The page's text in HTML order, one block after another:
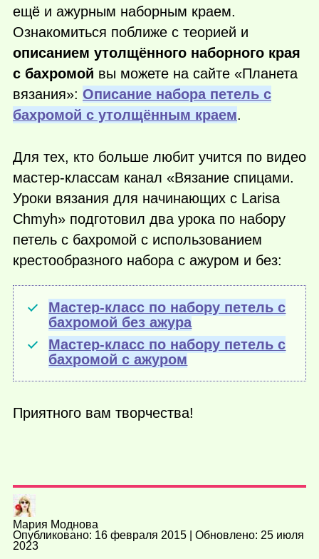
ещё и ажурным наборным краем.
Ознакомиться поближе с теорией и
описанием утолщённого наборного края
с бахромой вы можете на сайте «Планета
вязания»: Описание набора петель с
бахромой с утолщённым краем.
Для тех, кто больше любит учится по видео
мастер-классам канал «Вязание спицами.
Уроки вязания для начинающих с Larisa
Chmyh» подготовил два урока по набору
петель с бахромой с использованием
крестообразного набора с ажуром и без:
Мастер-класс по набору петель с
бахромой без ажура
Мастер-класс по набору петель с
бахромой с ажуром
Приятного вам творчества!
Мария Моднова
Опубликовано: 16 февраля 2015 | Обновлено: 25 июля
2023